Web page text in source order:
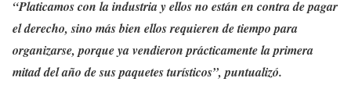
“Platicamos con la industria y ellos no están en contra de pagar
el derecho, sino más bien ellos requieren de tiempo para
organizarse, porque ya vendieron prácticamente la primera
mitad del año de sus paquetes turísticos”, puntualizó.